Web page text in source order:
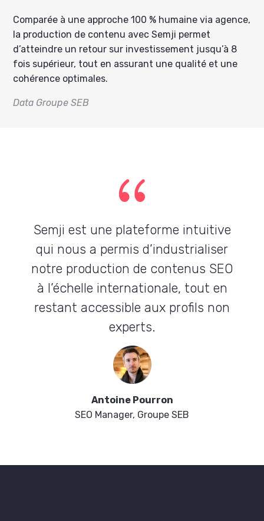
Comparée à une approche 100 % humaine via agence,
la production de contenu avec Semji permet
d’atteindre un retour sur investissement jusqu’à 8
fois supérieur, tout en assurant une qualité et une
cohérence optimales.
Data Groupe SEB
{
Semji est une plateforme intuitive
qui nous a permis d’industrialiser
notre production de contenus SEO
à l’échelle internationale, tout en
restant accessible aux profils non
experts.
Antoine Pourron
SEO Manager, Groupe SEB